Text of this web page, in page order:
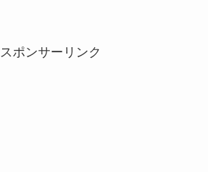
スポンサーリンク